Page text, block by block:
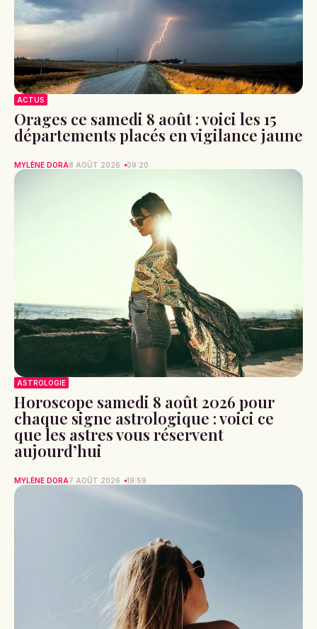
ACTUS
Orages ce samedi 8 août : voici les 15
départements placés en vigilance jaune
MYLÈNE DORA8 AOÛT 2026 09:20
ASTROLOGIE
Horoscope samedi 8 août 2026 pour
chaque signe astrologique : voici ce
que les astres vous réservent
aujourd’hui
MYLÈNE DORA7 AOÛT 2026 19:59